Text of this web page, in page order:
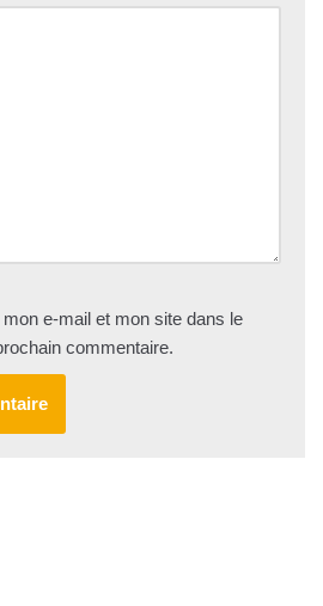
e-mail et mon site dans le
commentaire.